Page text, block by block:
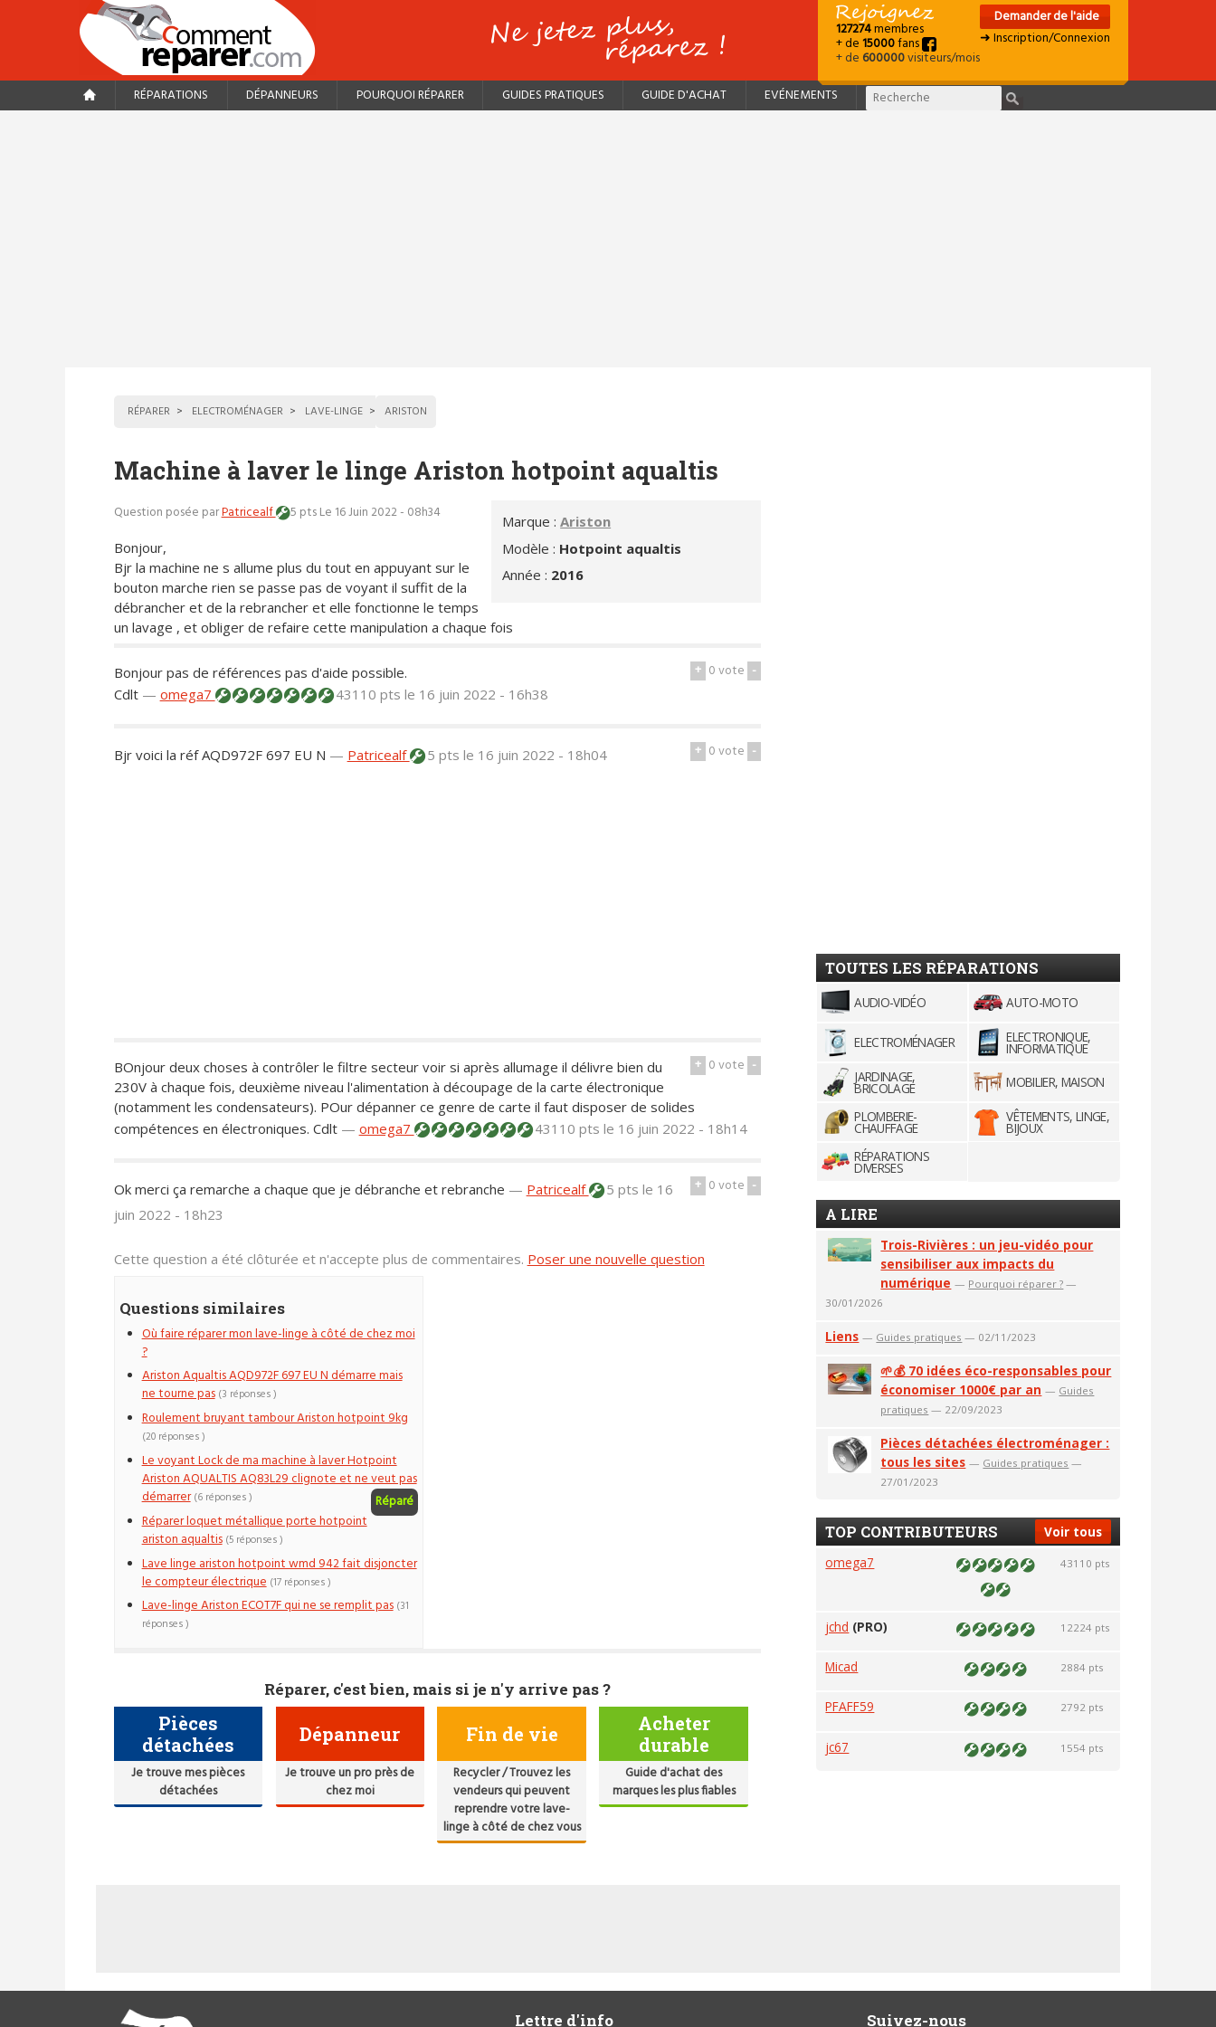
127274membres
+ de15000fans
+ de600000visiteurs/mois
Demander de l'aide
➜ Inscription/Connexion
RÉPARATIONS DÉPANNEURS POURQUOI RÉPARER GUIDES PRATIQUES GUIDE D'ACHAT EVÉNEMENTS
RÉPARER ELECTROMÉNAGER LAVE-LINGE ARISTON
Machine à laver le linge Ariston hotpoint aqualtis
Marque :Ariston
Modèle : Hotpoint aqualtis
Année : 2016
Question posée parPatricealf 5 ptsLe 16 Juin 2022 - 08h34
Bonjour,
Bjr la machine ne s allume plus du tout en appuyant sur le
bouton marche rien se passe pas de voyant il suffit de la
débrancher et de la rebrancher et elle fonctionne le temps
un lavage , et obliger de refaire cette manipulation a chaque fois
+ 0vote -
Bonjour pas de références pas d'aide possible.
Cdlt — omega7 43110 pts le 16 juin 2022 - 16h38
+ 0vote -
Bjr voici la réf AQD972F 697 EU N — Patricealf 5 pts le 16 juin 2022 - 18h04
+ 0vote -
BOnjour deux choses à contrôler le filtre secteur voir si après allumage il délivre bien du
230V à chaque fois, deuxième niveau l'alimentation à découpage de la carte électronique
(notamment les condensateurs). POur dépanner ce genre de carte il faut disposer de solides
compétences en électroniques. Cdlt — omega7 43110 pts le 16 juin 2022 - 18h14
+ 0vote -
Ok merci ça remarche a chaque que je débranche et rebranche — Patricealf 5 pts le 16
juin 2022 - 18h23
Cette question a été clôturée et n'accepte plus de commentaires. Poser une nouvelle question
Questions similaires
Où faire réparer mon lave-linge à côté de chez moi
?
Ariston Aqualtis AQD972F 697 EU N démarre mais
ne tourne pas (3 réponses )
Roulement bruyant tambour Ariston hotpoint 9kg
(20 réponses )
Le voyant Lock de ma machine à laver Hotpoint
Ariston AQUALTIS AQ83L29 clignote et ne veut pas
démarrer
Réparé
(6 réponses )
Réparer loquet métallique porte hotpoint
ariston aqualtis (5 réponses )
Lave linge ariston hotpoint wmd 942 fait disjoncter
le compteur électrique (17 réponses )
Lave-linge Ariston ECOT7F qui ne se remplit pas (31
réponses )
Réparer, c'est bien, mais si je n'y arrive pas ?
Pièces
détachées
Je trouve mes pièces
détachées
Dépanneur
Je trouve un pro près de
chez moi
Fin de vie
Recycler / Trouvez les
vendeurs qui peuvent
reprendre votre lave-
linge à côté de chez vous
Acheter
durable
Guide d'achat des
marques les plus fiables
TOUTES LES RÉPARATIONS
AUDIO-VIDÉO AUTO-MOTO
ELECTROMÉNAGER ELECTRONIQUE,
INFORMATIQUE
JARDINAGE,
BRICOLAGE
MOBILIER, MAISON
PLOMBERIE-
CHAUFFAGE
VÊTEMENTS, LINGE,
BIJOUX
RÉPARATIONS
DIVERSES
A LIRE
Trois-Rivières : un jeu-vidéo pour
sensibiliser aux impacts du
numérique — Pourquoi réparer ? —
30/01/2026
Liens — Guides pratiques — 02/11/2023
🌱💰 70 idées éco-responsables pour
économiser 1000€ par an — Guides
pratiques — 22/09/2023
Pièces détachées électroménager :
tous les sites — Guides pratiques —
27/01/2023
Voir tous
TOP CONTRIBUTEURS
omega7 43110 pts
jchd (PRO) 12224 pts
Micad 2884 pts
PFAFF59 2792 pts
jc67 1554 pts
Lettre d'info Suivez-nous